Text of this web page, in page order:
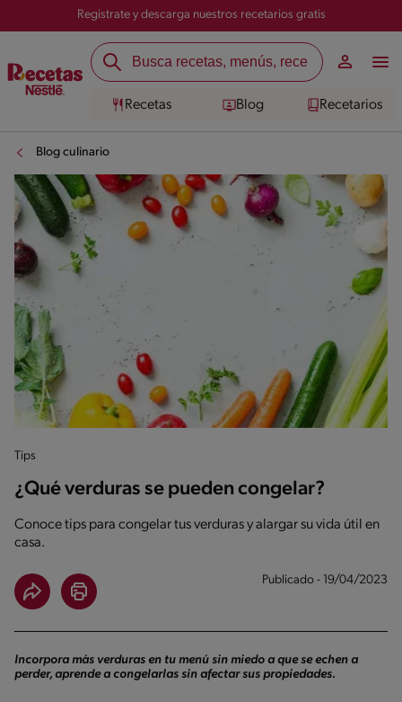
Registrate y descarga nuestros recetarios gratis
Recetas Blog Recetarios
Blog culinario
Tips
¿Qué verduras se pueden congelar?
Conoce tips para congelar tus verduras y alargar su vida útil en
casa.
Publicado - 19/04/2023
Incorpora más verduras en tu menú sin miedo a que se echen a
perder, aprende a congelarlas sin afectar sus propiedades.